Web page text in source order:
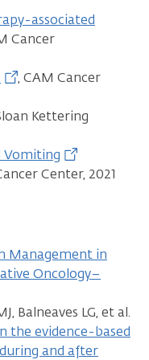
associated
Cancer
, CAM Cancer
Kettering
Vomiting
Center, 2021
Management in
Oncology–
Balneaves LG, et al.
the evidence-based
and after